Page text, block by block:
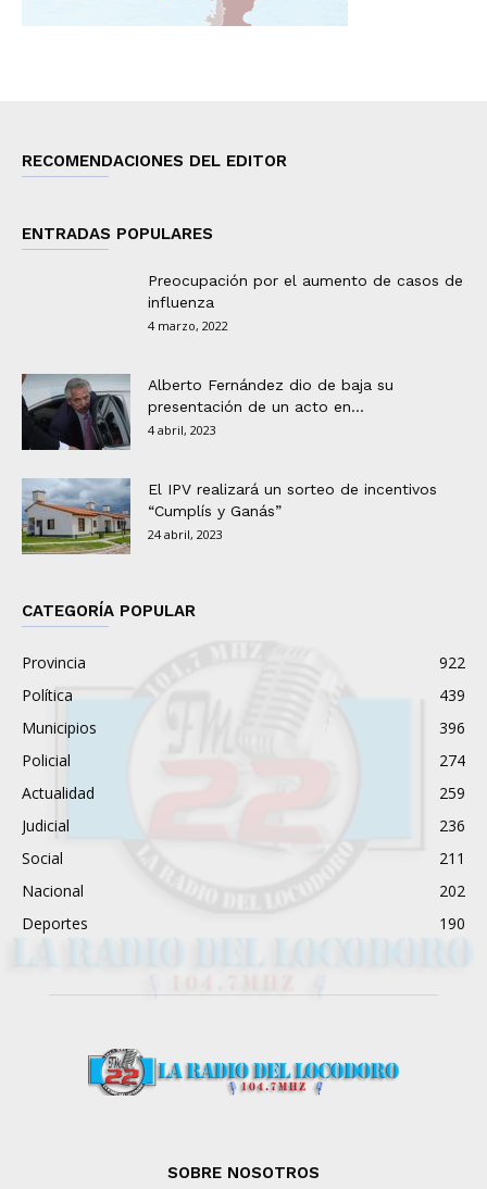
RECOMENDACIONES DEL EDITOR
ENTRADAS POPULARES
Preocupación por el aumento de casos de
influenza
4 marzo, 2022
Alberto Fernández dio de baja su
presentación de un acto en...
4 abril, 2023
El IPV realizará un sorteo de incentivos
“Cumplís y Ganás”
24 abril, 2023
CATEGORÍA POPULAR
Provincia
922
Política
439
Municipios
396
Policial
274
Actualidad
259
Judicial
236
Social
211
Nacional
202
Deportes
190
SOBRE NOSOTROS